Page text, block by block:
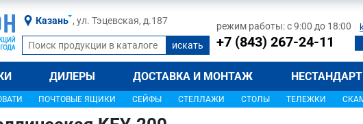
Казань , ул. Тэцевская, д.187 режим работы: с 9:00 до 18:00
+7 (843) 267-24-11
ДИЛЕРЫ ДОСТАВКА И МОНТАЖ
ПОЧТОВЫЕ ЯЩИКИ СЕЙФЫ СТЕЛЛАЖИ СТОЛЫ ТЕЛЕЖКИ